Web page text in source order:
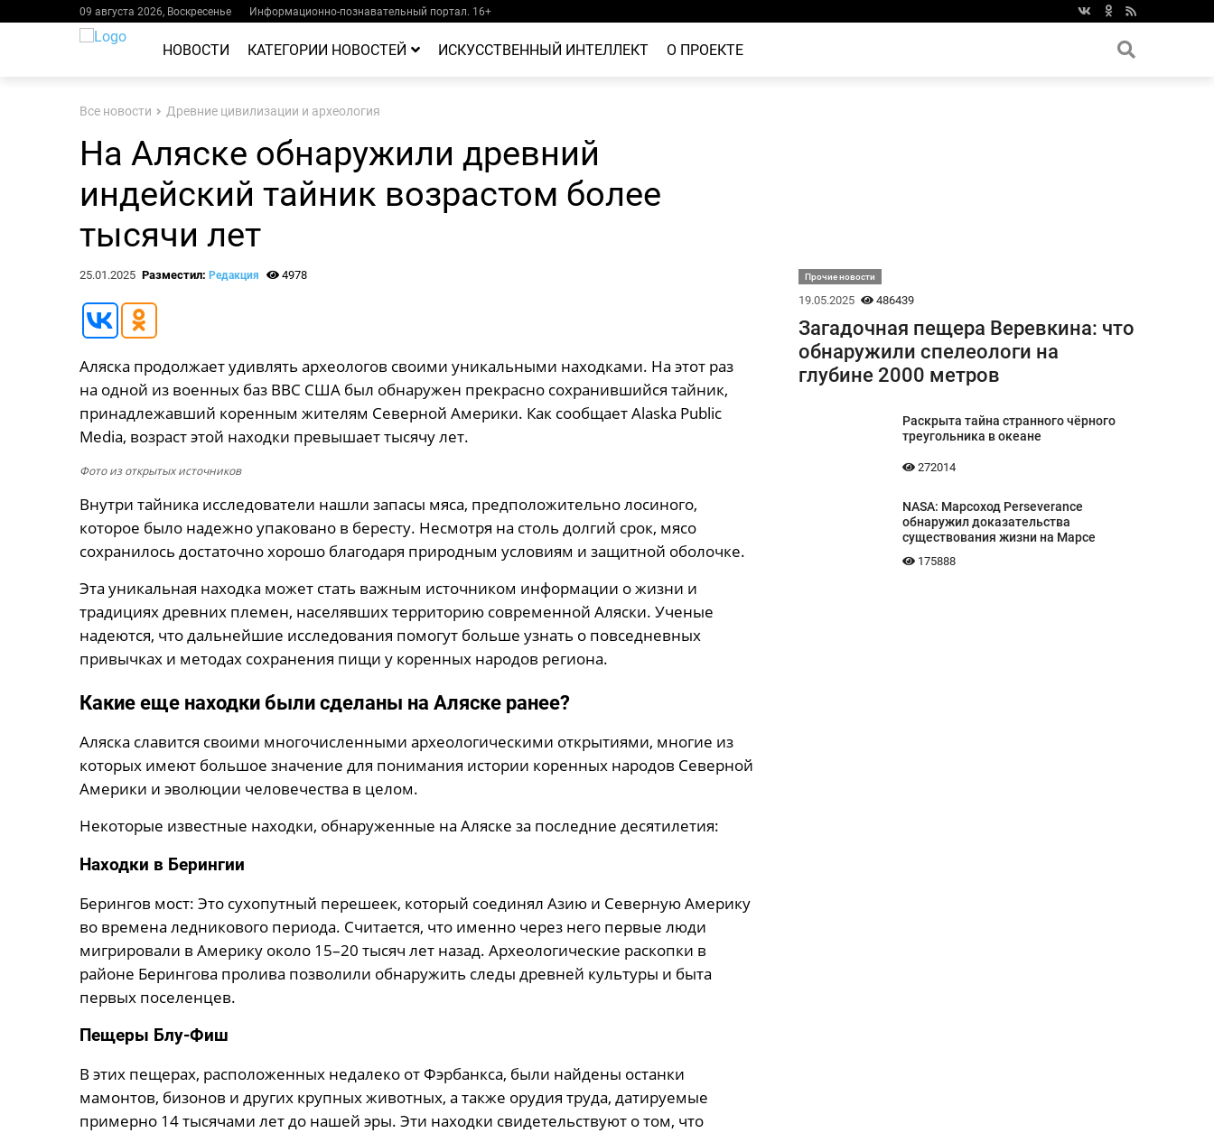
09 августа 2026, Воскресенье Информационно-познавательный портал. 16+
НОВОСТИ КАТЕГОРИИ НОВОСТЕЙ ИСКУССТВЕННЫЙ ИНТЕЛЛЕКТ О ПРОЕКТЕ
Все новости Древние цивилизации и археология
На Аляске обнаружили древний
индейский тайник возрастом более
тысячи лет
25.01.2025 Разместил: Редакция 4978
Аляска продолжает удивлять археологов своими уникальными находками. На этот раз
на одной из военных баз ВВС США был обнаружен прекрасно сохранившийся тайник,
принадлежавший коренным жителям Северной Америки. Как сообщает Alaska Public
Media, возраст этой находки превышает тысячу лет.
Фото из открытых источников
Внутри тайника исследователи нашли запасы мяса, предположительно лосиного,
которое было надежно упаковано в бересту. Несмотря на столь долгий срок, мясо
сохранилось достаточно хорошо благодаря природным условиям и защитной оболочке.
Эта уникальная находка может стать важным источником информации о жизни и
традициях древних племен, населявших территорию современной Аляски. Ученые
надеются, что дальнейшие исследования помогут больше узнать о повседневных
привычках и методах сохранения пищи у коренных народов региона.
Какие еще находки были сделаны на Аляске ранее?
Аляска славится своими многочисленными археологическими открытиями, многие из
которых имеют большое значение для понимания истории коренных народов Северной
Америки и эволюции человечества в целом.
Некоторые известные находки, обнаруженные на Аляске за последние десятилетия:
Находки в Берингии
Берингов мост: Это сухопутный перешеек, который соединял Азию и Северную Америку
во времена ледникового периода. Считается, что именно через него первые люди
мигрировали в Америку около 15–20 тысяч лет назад. Археологические раскопки в
районе Берингова пролива позволили обнаружить следы древней культуры и быта
первых поселенцев.
Пещеры Блу-Фиш
В этих пещерах, расположенных недалеко от Фэрбанкса, были найдены останки
мамонтов, бизонов и других крупных животных, а также орудия труда, датируемые
примерно 14 тысячами лет до нашей эры. Эти находки свидетельствуют о том, что
Прочие новости
19.05.2025 486439
Загадочная пещера Веревкина: что
обнаружили спелеологи на
глубине 2000 метров
Раскрыта тайна странного чёрного
треугольника в океане
272014
NASA: Марсоход Perseverance
обнаружил доказательства
существования жизни на Марсе
175888